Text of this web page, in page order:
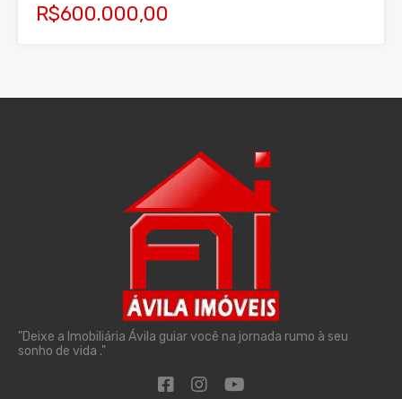
R$600.000,00
"Deixe a Imobiliária Ávila guiar você na jornada rumo à seu
sonho de vida ."